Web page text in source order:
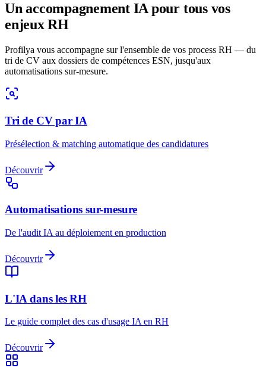
Un accompagnement IA pour tous vos
enjeux RH
Profilya vous accompagne sur l'ensemble de vos process RH — du
tri de CV aux dossiers de compétences ESN, jusqu'aux
automatisations sur-mesure.
Tri de CV par IA
Présélection & matching automatique des candidatures
Découvrir
Automatisations sur-mesure
De l'audit IA au déploiement en production
Découvrir
L'IA dans les RH
Le guide complet des cas d'usage IA en RH
Découvrir